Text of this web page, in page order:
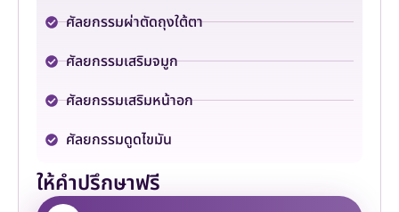
ศัลยกรรมผ่าตัดถุงใต้ตา
ศัลยกรรมเสริมจมูก
ศัลยกรรมเสริมหน้าอก
ศัลยกรรมดูดไขมัน
ให้คำปรึกษาฟรี